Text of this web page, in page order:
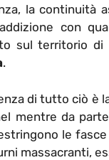
la continuità
con
sul territorio di
.
di tutto ciò è
mentre da
le
massacranti,